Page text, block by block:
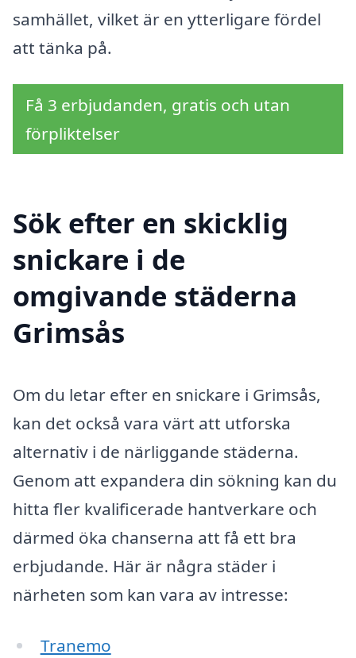
samhället, vilket är en ytterligare fördel
att tänka på.
Få 3 erbjudanden, gratis och utan
förpliktelser
Sök efter en skicklig
snickare i de
omgivande städerna
Grimsås
Om du letar efter en snickare i Grimsås,
kan det också vara värt att utforska
alternativ i de närliggande städerna.
Genom att expandera din sökning kan du
hitta fler kvalificerade hantverkare och
därmed öka chanserna att få ett bra
erbjudande. Här är några städer i
närheten som kan vara av intresse:
Tranemo